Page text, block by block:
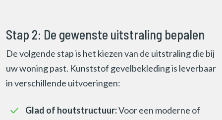
Stap 2: De gewenste uitstraling bepalen
De volgende stap is het kiezen van de uitstraling die bij
uw woning past. Kunststof gevelbekleding is leverbaar
in verschillende uitvoeringen:
Glad of houtstructuur:Voor een moderne of